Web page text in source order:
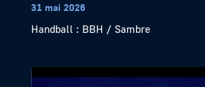
31 mai 2026
Handball : BBH / Sambre